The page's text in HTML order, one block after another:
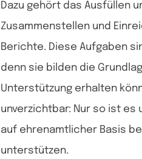
Dazu gehört das Ausfüllen
Zusammenstellen und
Berichte. Diese Aufgaben
denn sie bilden die
Unterstützung erhalten
unverzichtbar: Nur so ist es
auf ehrenamtlicher Basis
unterstützen.